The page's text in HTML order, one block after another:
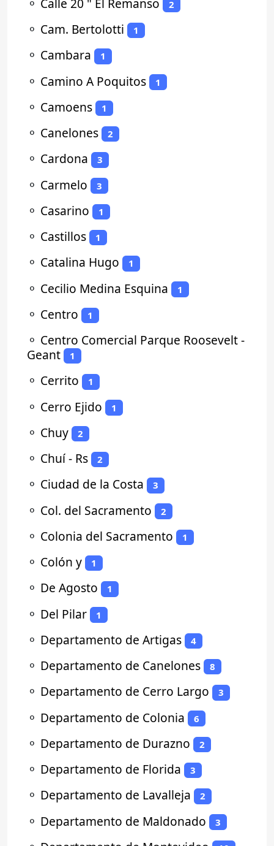
2
⚬ Cam. Bertolotti 1
⚬ Cambara 1
⚬ Camino A Poquitos 1
⚬ Camoens 1
⚬ Canelones 2
⚬ Cardona 3
⚬ Carmelo 3
⚬ Casarino 1
⚬ Castillos 1
⚬ Catalina Hugo 1
⚬ Cecilio Medina Esquina 1
⚬ Centro 1
⚬ Centro Comercial Parque Roosevelt -
Geant
1
⚬ Cerrito 1
⚬ Cerro Ejido 1
⚬ Chuy 2
⚬ Chuí - Rs 2
⚬ Ciudad de la Costa 3
⚬ Col. del Sacramento 2
⚬ Colonia del Sacramento 1
⚬ Colón y 1
⚬ De Agosto 1
⚬ Del Pilar 1
⚬ Departamento de Artigas 4
⚬ Departamento de Canelones 8
⚬ Departamento de Cerro Largo 3
⚬ Departamento de Colonia 6
⚬ Departamento de Durazno 2
⚬ Departamento de Florida 3
⚬ Departamento de Lavalleja 2
⚬ Departamento de Maldonado 3